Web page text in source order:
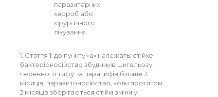
паразитарних
хвороб або
хірургічного
лікування
1. Стаття 1: до пункту «а» належать: стійке
бактеріоносійство збудників шигельозу,
черевного тифу та паратифів більше 3
місяців, паразитоносійство, коли протягом
2 місяців зберігаються стійкі зміни у